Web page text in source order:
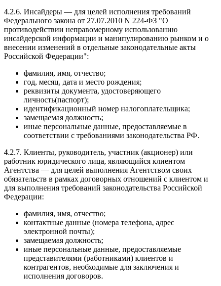
4.2.6. Инсайдеры — для целей исполнения требований
Федерального закона от 27.07.2010 N 224-ФЗ "О
противодействии неправомерному использованию
инсайдерской информации и манипулированию рынком и о
внесении изменений в отдельные законодательные акты
Российской Федерации":
фамилия, имя, отчество;
год, месяц, дата и место рождения;
реквизиты документа, удостоверяющего
личность(паспорт);
идентификационный номер налогоплательщика;
замещаемая должность;
иные персональные данные, предоставляемые в
соответствии с требованиями законодательства РФ.
4.2.7. Клиенты, руководитель, участник (акционер) или
работник юридического лица, являющийся клиентом
Агентства — для целей выполнения Агентством своих
обязательств в рамках договорных отношений с клиентом и
для выполнения требований законодательства Российской
Федерации:
фамилия, имя, отчество;
контактные данные (номера телефона, адрес
электронной почты);
замещаемая должность;
иные персональные данные, предоставляемые
представителями (работниками) клиентов и
контрагентов, необходимые для заключения и
исполнения договоров.